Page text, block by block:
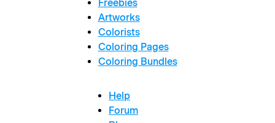
Freebies
Artworks
Colorists
Coloring Pages
Coloring Bundles
Help
Forum